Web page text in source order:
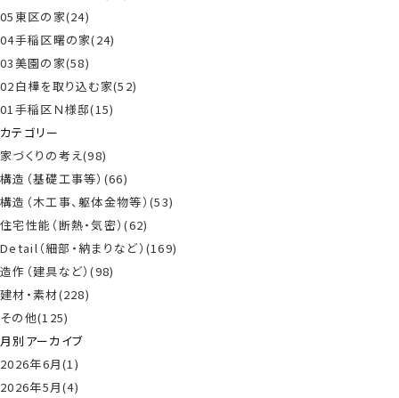
05東区の家(24)
04手稲区曙の家(24)
03美園の家(58)
02白樺を取り込む家(52)
01手稲区Ｎ様邸(15)
カテゴリー
家づくりの考え(98)
構造（基礎工事等）(66)
構造（木工事、躯体金物等）(53)
住宅性能（断熱・気密）(62)
Detail（細部・納まりなど）(169)
造作（建具など）(98)
建材・素材(228)
その他(125)
月別アーカイブ
2026年6月(1)
2026年5月(4)